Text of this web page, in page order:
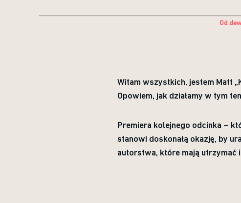
Od
Witam wszystkich, jestem Matt
Opowiem, jak działamy w tym
Premiera kolejnego odcinka –
stanowi doskonałą okazję, by
autorstwa, które mają utrzymać